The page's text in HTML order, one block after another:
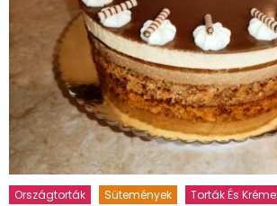
Országtorták Sütemények Torták És